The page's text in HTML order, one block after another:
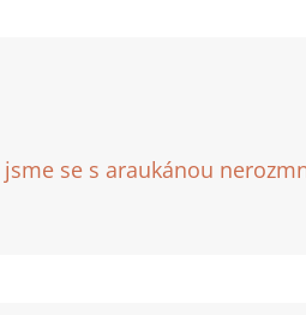
se s araukánou